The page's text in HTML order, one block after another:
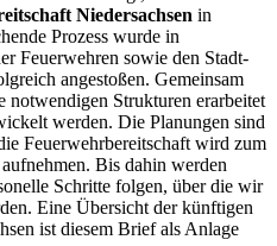
Niedersachsen in
Prozess wurde in
Feuerwehren sowie den Stadt-
angestoßen. Gemeinsam
Strukturen erarbeitet
werden. Die Planungen sind
Feuerwehrbereitschaft wird zum
Bis dahin werden
Schritte folgen, über die wir
Eine Übersicht der künftigen
ist diesem Brief als Anlage